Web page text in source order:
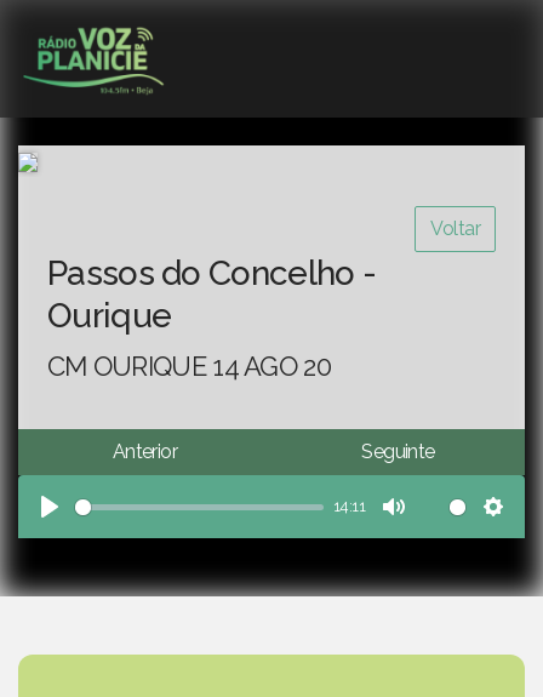
Voltar
Passos do Concelho -
Ourique
CM OURIQUE 14 AGO 20
Anterior Seguinte
Play
14:11
Mute